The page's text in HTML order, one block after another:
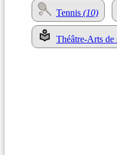
Tennis (10)
Théâtre-Arts de